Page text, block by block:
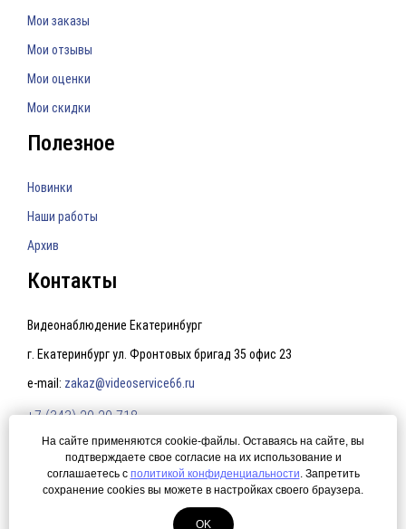
Мои заказы
Мои отзывы
Мои оценки
Мои скидки
Полезное
Новинки
Наши работы
Архив
Контакты
Видеонаблюдение Екатеринбург
г. Екатеринбург ул. Фронтовых бригад 35 офис 23
e-mail: zakaz@videoservice66.ru
+7 (343) 20-20-718
На сайте применяются cookie-файлы. Оставаясь на сайте, вы
подтверждаете свое согласие на их использование и
соглашаетесь с политикой конфиденциальности. Запретить
сохранение cookies вы можете в настройках своего браузера.
OK
Политика конфиденциальности
Системы ip видеонаблюдения.